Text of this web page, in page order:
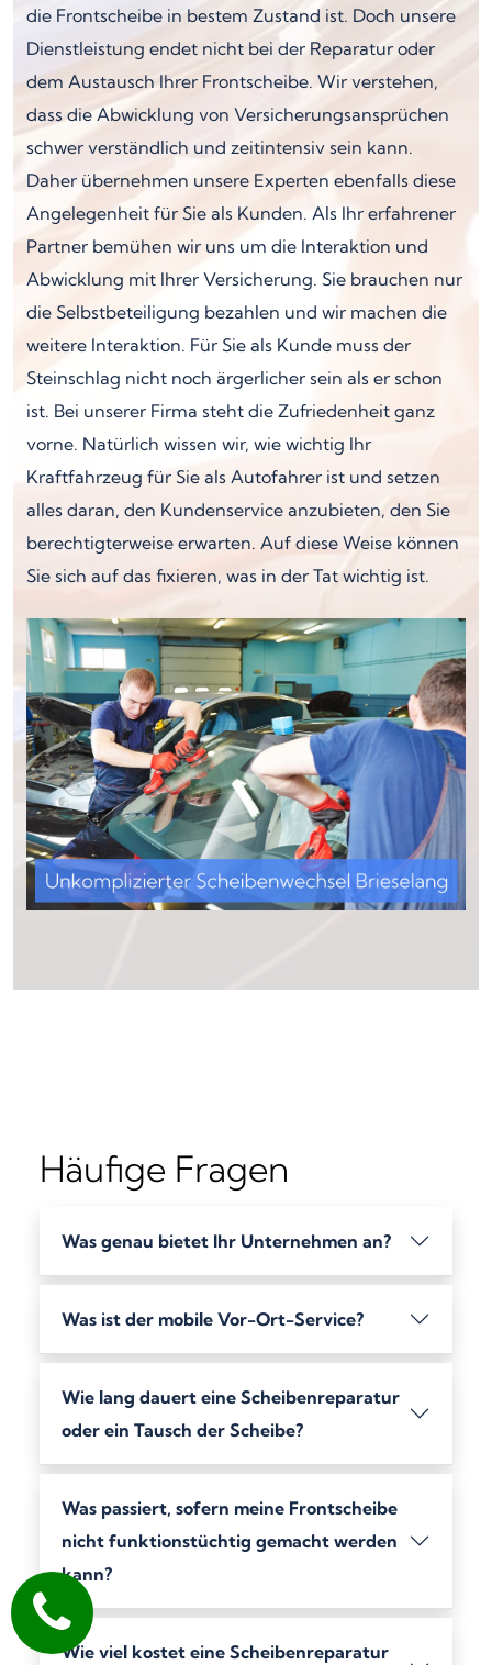
die Frontscheibe in bestem Zustand ist. Doch unsere
Dienstleistung endet nicht bei der Reparatur oder
dem Austausch Ihrer Frontscheibe. Wir verstehen,
dass die Abwicklung von Versicherungsansprüchen
schwer verständlich und zeitintensiv sein kann.
Daher übernehmen unsere Experten ebenfalls diese
Angelegenheit für Sie als Kunden. Als Ihr erfahrener
Partner bemühen wir uns um die Interaktion und
Abwicklung mit Ihrer Versicherung. Sie brauchen nur
die Selbstbeteiligung bezahlen und wir machen die
weitere Interaktion. Für Sie als Kunde muss der
Steinschlag nicht noch ärgerlicher sein als er schon
ist. Bei unserer Firma steht die Zufriedenheit ganz
vorne. Natürlich wissen wir, wie wichtig Ihr
Kraftfahrzeug für Sie als Autofahrer ist und setzen
alles daran, den Kundenservice anzubieten, den Sie
berechtigterweise erwarten. Auf diese Weise können
Sie sich auf das fixieren, was in der Tat wichtig ist.
Häufige Fragen
Was genau bietet Ihr Unternehmen an?
Was ist der mobile Vor-Ort-Service?
Wie lang dauert eine Scheibenreparatur
oder ein Tausch der Scheibe?
Was passiert, sofern meine Frontscheibe
nicht funktionstüchtig gemacht werden
kann?
Wie viel kostet eine Scheibenreparatur